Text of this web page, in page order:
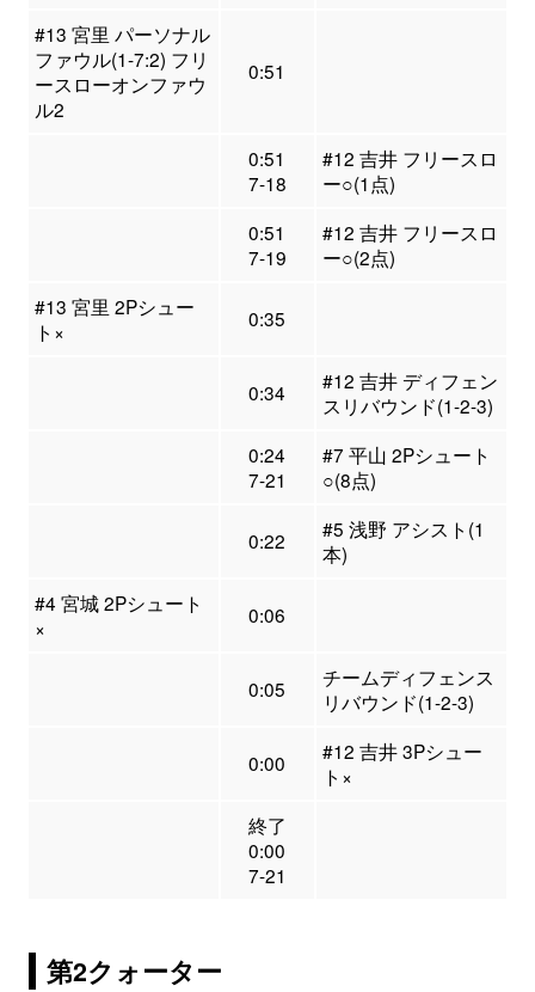
#13 宮里 パーソナル
ファウル(1-7:2) フリ
ースローオンファウ
ル2
0:51
0:51
7-18
#12 吉井 フリースロ
ー○(1点)
0:51
7-19
#12 吉井 フリースロ
ー○(2点)
#13 宮里 2Pシュー
ト×
0:35
0:34
#12 吉井 ディフェン
スリバウンド(1-2-3)
0:24
7-21
#7 平山 2Pシュート
○(8点)
0:22
#5 浅野 アシスト(1
本)
#4 宮城 2Pシュート
×
0:06
0:05
チームディフェンス
リバウンド(1-2-3)
0:00
#12 吉井 3Pシュー
ト×
終了
0:00
7-21
第2クォーター